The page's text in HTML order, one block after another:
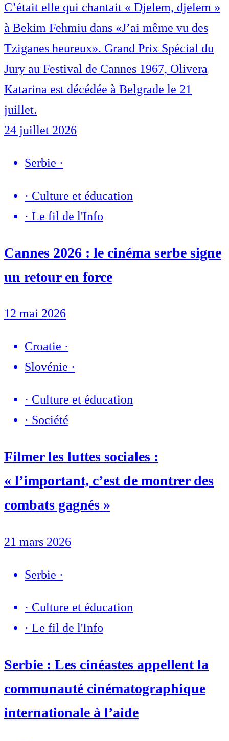
C’était elle qui chantait « Djelem, djelem »
à Bekim Fehmiu dans «J’ai même vu des
Tziganes heureux». Grand Prix Spécial du
Jury au Festival de Cannes 1967, Olivera
Katarina est décédée à Belgrade le 21
juillet.
24 juillet 2026
Serbie ·
· Culture et éducation
· Le fil de l'Info
Cannes 2026 : le cinéma serbe signe
un retour en force
12 mai 2026
Croatie ·
Slovénie ·
· Culture et éducation
· Société
Filmer les luttes sociales :
« l’important, c’est de montrer des
combats gagnés »
21 mars 2026
Serbie ·
· Culture et éducation
· Le fil de l'Info
Serbie : Les cinéastes appellent la
communauté cinématographique
internationale à l’aide